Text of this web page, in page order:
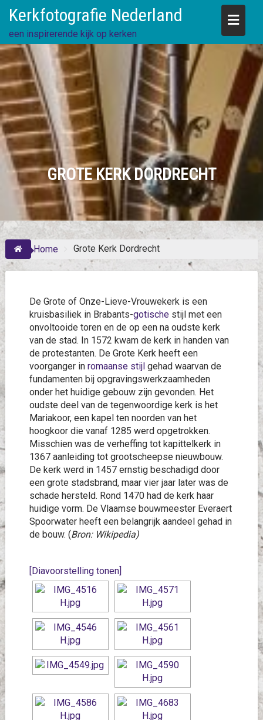
content
Kerkfotografie Nederland
een inspirerende kijk op kerken
GROTE KERK DORDRECHT
Home Grote Kerk Dordrecht
De Grote of Onze-Lieve-Vrouwekerk is een
kruisbasiliek in Brabants-gotischestijl met een
onvoltooide toren en de op een na oudste kerk
van de stad. In 1572 kwam de kerk in handen van
de protestanten. De Grote Kerk heeft een
voorganger in romaanse stijl gehad waarvan de
fundamenten bij opgravingswerkzaamheden
onder het huidige gebouw zijn gevonden. Het
oudste deel van de tegenwoordige kerk is het
Mariakoor, een kapel ten noorden van het
hoogkoor die vanaf 1285 werd opgetrokken.
Misschien was de verheffing tot kapittelkerk in
1367 aanleiding tot grootscheepse nieuwbouw.
De kerk werd in 1457 ernstig beschadigd door
een grote stadsbrand, maar vier jaar later was de
schade hersteld. Rond 1470 had de kerk haar
huidige vorm. De Vlaamse bouwmeester Everaert
Spoorwater heeft een belangrijk aandeel gehad in
de bouw. (Bron: Wikipedia)
[Diavoorstelling tonen]